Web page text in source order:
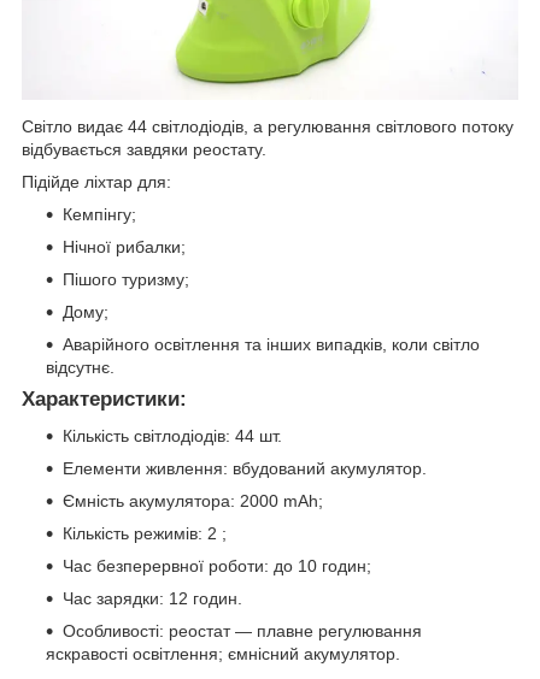
Світло видає 44 світлодіодів, а регулювання світлового потоку
відбувається завдяки реостату.
Підійде ліхтар для:
Кемпінгу;
Нічної рибалки;
Пішого туризму;
Дому;
Аварійного освітлення та інших випадків, коли світло
відсутнє.
Характеристики:
Кількість світлодіодів: 44 шт.
Елементи живлення: вбудований акумулятор.
Ємність акумулятора: 2000 mAh;
Кількість режимів: 2 ;
Час безперервної роботи: до 10 годин;
Час зарядки: 12 годин.
Особливості: реостат ― плавне регулювання
яскравості освітлення; ємнісний акумулятор.